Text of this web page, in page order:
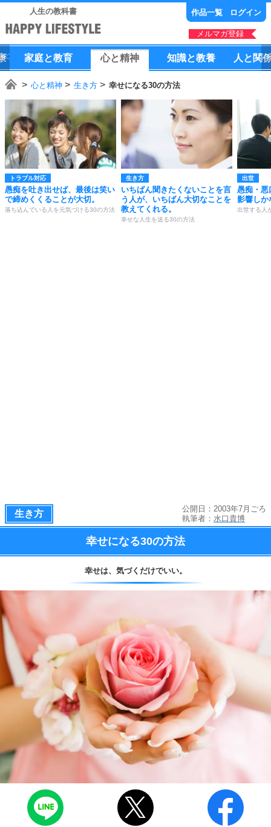
人生の教科書 作品一覧 ログイン
メルマガ登録
家庭と教育 心と精神 知識と教養 人 と 関
心と精神 生き方 幸せになる30の方法
トラブル対応
愚痴を吐き出せば、最後は笑い
で締めくくることが大切。
落ち込んでいる人を元気づける30の方法
生き方
いちばん聞きたくないことを言
う人が、いちばん大切なことを
教えてくれる。
幸せな人生を送る30の方法
出世
愚痴・悪
影響しか
出世する人
生き方
公開日：2003年7月ごろ
執筆者： 水口貴博
幸せになる30の方法
幸せは、 気づくだけでいい。